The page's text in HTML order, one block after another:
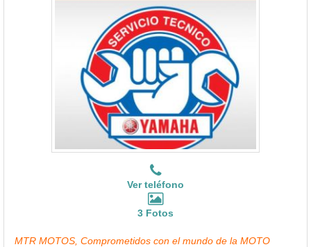
Ver teléfono
3 Fotos
MTR MOTOS, Comprometidos con el mundo de la MOTO